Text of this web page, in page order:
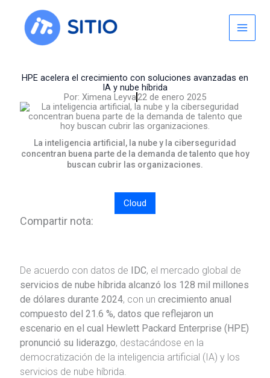
content
HPE acelera el crecimiento con soluciones avanzadas en
IA y nube híbrida
Por: Ximena Leyva22 de enero 2025
La inteligencia artificial, la nube y la ciberseguridad
concentran buena parte de la demanda de talento que hoy
buscan cubrir las organizaciones.
Cloud
Compartir nota:
De acuerdo con datos de IDC, el mercado global de
servicios de nube híbrida alcanzó los 128 mil millones
de dólares durante 2024, con un crecimiento anual
compuesto del 21.6 %, datos que reflejaron un
escenario en el cual Hewlett Packard Enterprise (HPE)
pronunció su liderazgo, destacándose en la
democratización de la inteligencia artificial (IA) y los
servicios de nube híbrida.